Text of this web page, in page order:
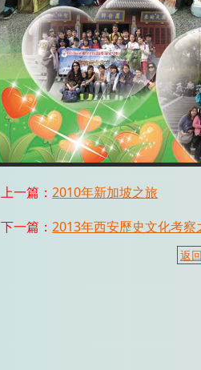
上一篇：2010年新加坡之旅
下一篇：2013年西安歷史文化考察
返